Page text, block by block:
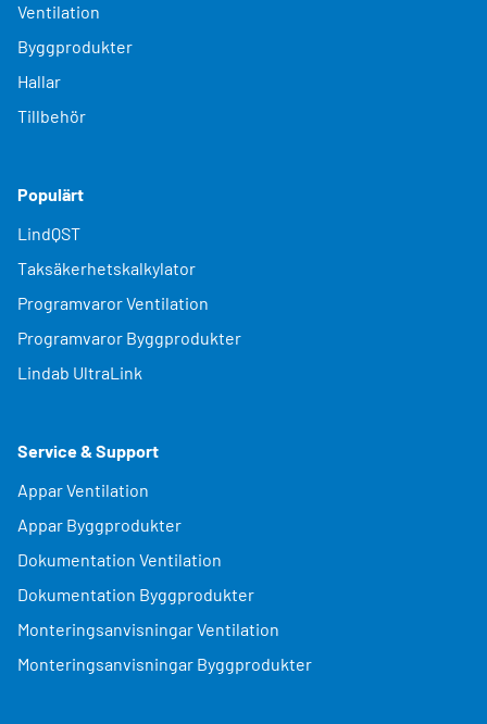
Ventilation
Byggprodukter
Hallar
Tillbehör
Populärt
LindQST
Taksäkerhetskalkylator
Programvaror Ventilation
Programvaror Byggprodukter
Lindab UltraLink
Service & Support
Appar Ventilation
Appar Byggprodukter
Dokumentation Ventilation
Dokumentation Byggprodukter
Monteringsanvisningar Ventilation
Monteringsanvisningar Byggprodukter